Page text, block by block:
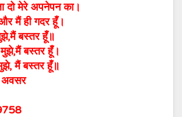
दो मेरे अपनेपन का।
मैं ही गदर हूँ।
बस्तर हूँ॥
मुझे,मैं बस्तर हूँ।
मैं बस्तर हूँ॥